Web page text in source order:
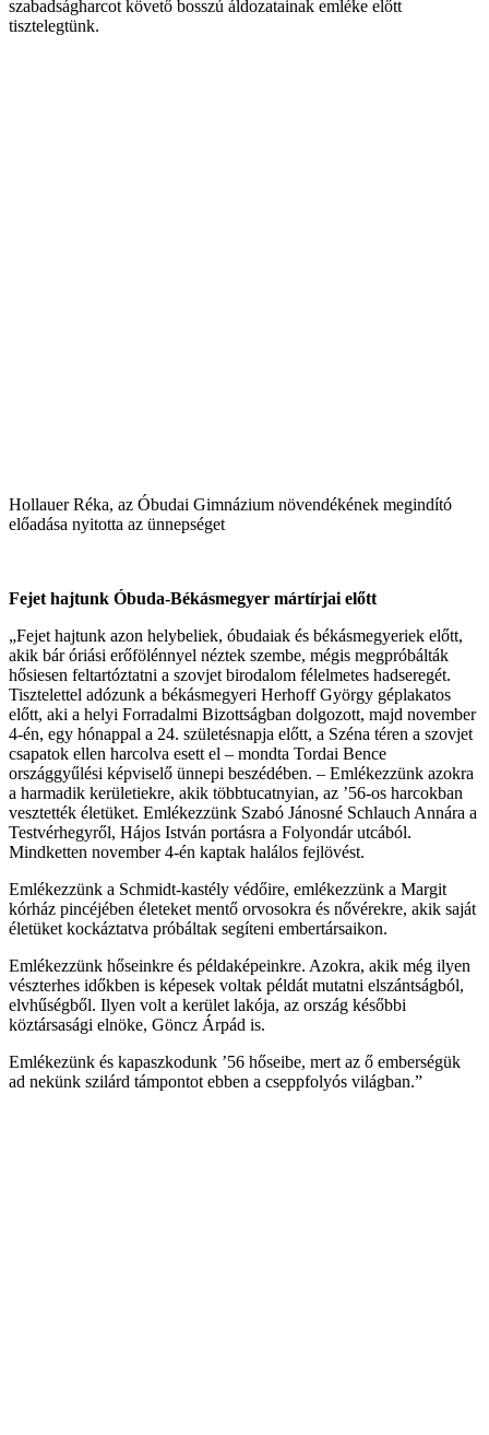
szabadságharcot követő bosszú áldozatainak emléke előtt
tisztelegtünk.
Hollauer Réka, az Óbudai Gimnázium növendékének megindító
előadása nyitotta az ünnepséget
Fejet hajtunk Óbuda-Békásmegyer mártírjai előtt
„Fejet hajtunk azon helybeliek, óbudaiak és békásmegyeriek előtt,
akik bár óriási erőfölénnyel néztek szembe, mégis megpróbálták
hősiesen feltartóztatni a szovjet birodalom félelmetes hadseregét.
Tisztelettel adózunk a békásmegyeri Herhoff György géplakatos
előtt, aki a helyi Forradalmi Bizottságban dolgozott, majd november
4-én, egy hónappal a 24. születésnapja előtt, a Széna téren a szovjet
csapatok ellen harcolva esett el – mondta Tordai Bence
országgyűlési képviselő ünnepi beszédében. – Emlékezzünk azokra
a harmadik kerületiekre, akik többtucatnyian, az ’56-os harcokban
vesztették életüket. Emlékezzünk Szabó Jánosné Schlauch Annára a
Testvérhegyről, Hájos István portásra a Folyondár utcából.
Mindketten november 4-én kaptak halálos fejlövést.
Emlékezzünk a Schmidt-kastély védőire, emlékezzünk a Margit
kórház pincéjében életeket mentő orvosokra és nővérekre, akik saját
életüket kockáztatva próbáltak segíteni embertársaikon.
Emlékezzünk hőseinkre és példaképeinkre. Azokra, akik még ilyen
vészterhes időkben is képesek voltak példát mutatni elszántságból,
elvhűségből. Ilyen volt a kerület lakója, az ország későbbi
köztársasági elnöke, Göncz Árpád is.
Emlékezünk és kapaszkodunk ’56 hőseibe, mert az ő emberségük
ad nekünk szilárd támpontot ebben a cseppfolyós világban.”